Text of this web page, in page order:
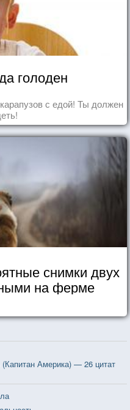
голоден
с едой! Ты должен
снимки двух
на ферме
Америка) — 26 цитат